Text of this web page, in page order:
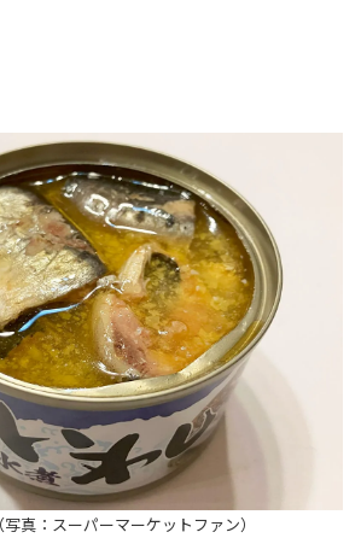
真：スーパーマーケットファン）